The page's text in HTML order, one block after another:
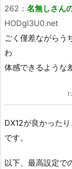
262 ： 名無しさん
HODgl3U0.net
ごく僅差ながらう
わ
体感できるような
(
DX12が良かった
です。
以下、最高設定で